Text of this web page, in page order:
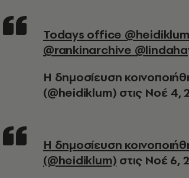
Todays office @heidiklumintimates #swimwear
@rankinarchive
Η δημοσίευση
(@heidiklum) στις Νοέ 4,
Η δημοσίευση κοινοποιήθηκε από το χρήστη Heidi Klum
(@heidiklum) στις Νοέ 6,